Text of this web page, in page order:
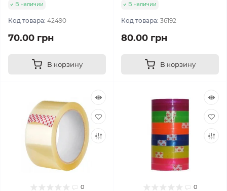
В наличии
Код товара: 42490
70.00 грн
В корзину
В наличии
Код товара: 36192
80.00 грн
В корзину
0 0